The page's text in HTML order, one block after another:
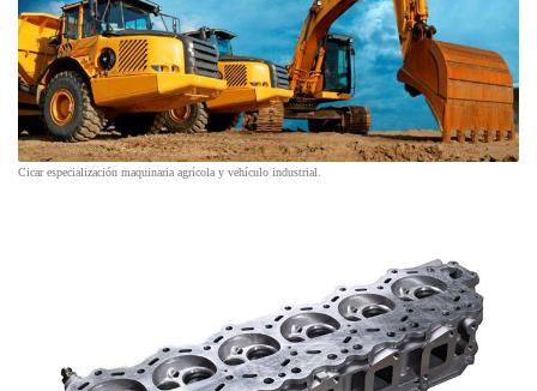
Cicar especialización maquinaria agrícola y vehículo industrial.